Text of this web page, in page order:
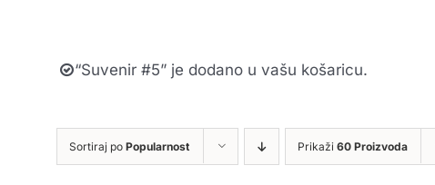
“Suvenir #5” je dodano u vašu košaricu.
Sortiraj po Popularnost Prikaži 60 Proizvoda